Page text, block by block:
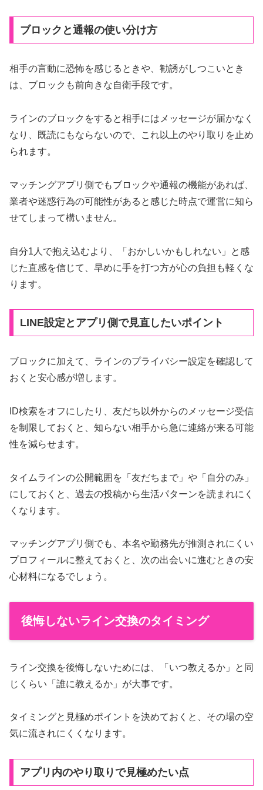
ブロックと通報の使い分け方
相手の言動に恐怖を感じるときや、勧誘がしつこいとき
は、ブロックも前向きな自衛手段です。
ラインのブロックをすると相手にはメッセージが届かなく
なり、既読にもならないので、これ以上のやり取りを止め
られます。
マッチングアプリ側でもブロックや通報の機能があれば、
業者や迷惑行為の可能性があると感じた時点で運営に知ら
せてしまって構いません。
自分1人で抱え込むより、「おかしいかもしれない」と感
じた直感を信じて、早めに手を打つ方が心の負担も軽くな
ります。
LINE設定とアプリ側で見直したいポイント
ブロックに加えて、ラインのプライバシー設定を確認して
おくと安心感が増します。
ID検索をオフにしたり、友だち以外からのメッセージ受信
を制限しておくと、知らない相手から急に連絡が来る可能
性を減らせます。
タイムラインの公開範囲を「友だちまで」や「自分のみ」
にしておくと、過去の投稿から生活パターンを読まれにく
くなります。
マッチングアプリ側でも、本名や勤務先が推測されにくい
プロフィールに整えておくと、次の出会いに進むときの安
心材料になるでしょう。
後悔しないライン交換のタイミング
ライン交換を後悔しないためには、「いつ教えるか」と同
じくらい「誰に教えるか」が大事です。
タイミングと見極めポイントを決めておくと、その場の空
気に流されにくくなります。
アプリ内のやり取りで見極めたい点